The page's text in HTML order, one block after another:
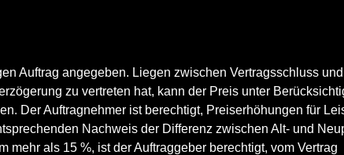
Auftrag angegeben. Liegen zwischen Vertragsschluss
zu vertreten hat, kann der Preis unter
Der Auftragnehmer ist berechtigt, Preiserhöhungen für
Nachweis der Differenz zwischen Alt- und
als 15 %, ist der Auftraggeber berechtigt, vom Vertrag